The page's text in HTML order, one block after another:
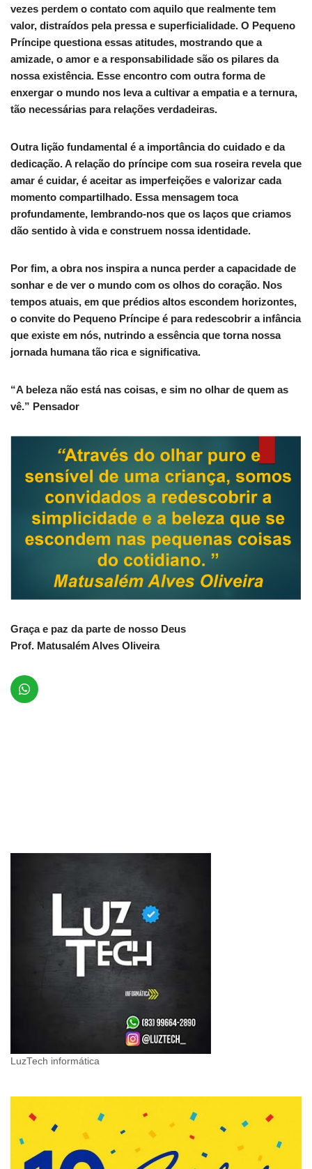
vezes perdem o contato com aquilo que realmente tem
valor, distraídos pela pressa e superficialidade. O Pequeno
Príncipe questiona essas atitudes, mostrando que a
amizade, o amor e a responsabilidade são os pilares da
nossa existência. Esse encontro com outra forma de
enxergar o mundo nos leva a cultivar a empatia e a ternura,
tão necessárias para relações verdadeiras.
Outra lição fundamental é a importância do cuidado e da
dedicação. A relação do príncipe com sua roseira revela que
amar é cuidar, é aceitar as imperfeições e valorizar cada
momento compartilhado. Essa mensagem toca
profundamente, lembrando-nos que os laços que criamos
dão sentido à vida e construem nossa identidade.
Por fim, a obra nos inspira a nunca perder a capacidade de
sonhar e de ver o mundo com os olhos do coração. Nos
tempos atuais, em que prédios altos escondem horizontes,
o convite do Pequeno Príncipe é para redescobrir a infância
que existe em nós, nutrindo a essência que torna nossa
jornada humana tão rica e significativa.
“A beleza não está nas coisas, e sim no olhar de quem as
vê.” Pensador
Graça e paz da parte de nosso Deus
Prof. Matusalém Alves Oliveira
LuzTech informática